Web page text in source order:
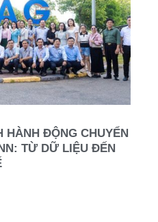
HÀNH ĐỘNG CHUYỂN
TỪ DỮ LIỆU ĐẾN